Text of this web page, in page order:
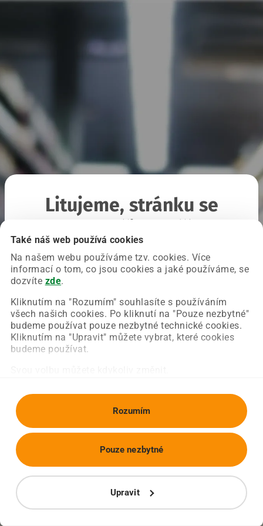
Také náš web používá cookies
Na našem webu používáme tzv. cookies. Více
informací o tom, co jsou cookies a jaké používáme, se
dozvíte zde.
Kliknutím na "Rozumím" souhlasíte s používáním
všech našich cookies. Po kliknutí na "Pouze nezbytné"
budeme používat pouze nezbytné technické cookies.
Kliknutím na "Upravit" můžete vybrat, které cookies
budeme používat.
Rozumím
Upravit
Pouze nezbytné
Litujeme, stránku se
Chyba nastala na naší straně a už ji opravujeme.
Zkuste prosím znovu načíst požadovanou stránku.
Obnovit stránku Úvodní strana